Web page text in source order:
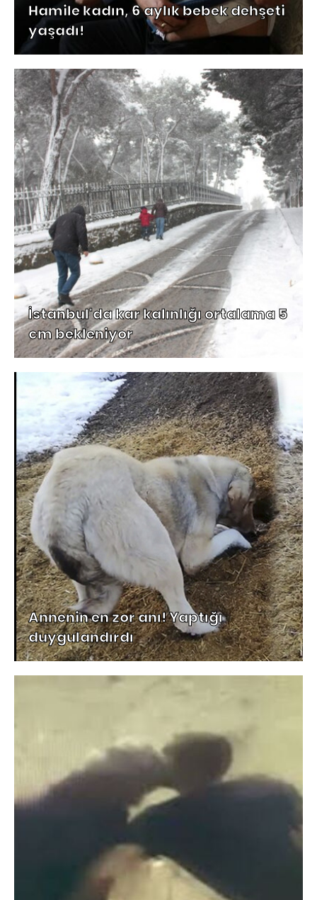
Hamile kadın, 6 aylık bebek dehşeti
yaşadı!
İstanbul'da kar kalınlığı ortalama 5
cm bekleniyor
Annenin en zor anı! Yaptığı
duygulandırdı